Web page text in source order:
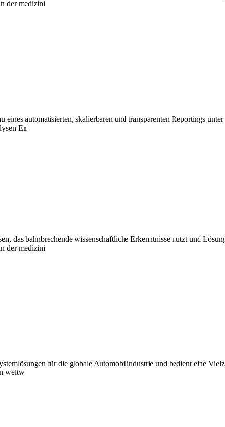
der medizini
automatisierten, skalierbaren und transparenten Reportings
En
bahnbrechende wissenschaftliche Erkenntnisse nutzt und
der medizini
für die globale Automobilindustrie und bedient eine
weltw